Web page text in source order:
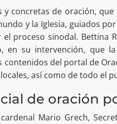
y concretas de oración,
y la Iglesia, guiados
proceso sinodal. Bettina
en su intervención, que
contenidos del portal de
así como de todo el
de oración
Mario Grech,